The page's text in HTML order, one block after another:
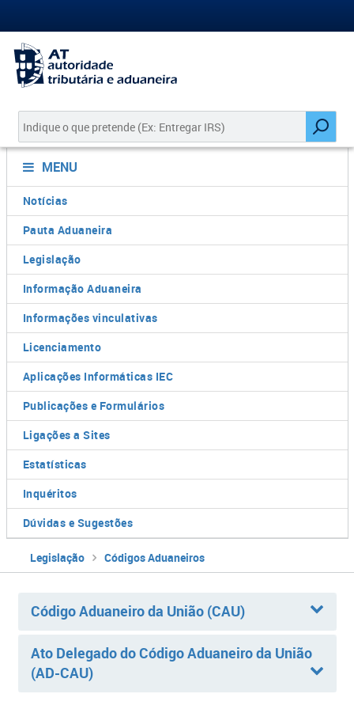
MENU
Notícias
Pauta Aduaneira
Legislação
Informação Aduaneira
Informações vinculativas
Licenciamento
Aplicações Informáticas IEC
Publicações e Formulários
Ligações a Sites
Estatísticas
Inquéritos
Dúvidas e Sugestões
Legislação Códigos Aduaneiros
Código Aduaneiro da União (CAU)
Ato Delegado do Código Aduaneiro da União
(AD-CAU)